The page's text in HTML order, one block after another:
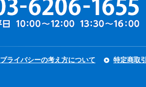
プライバシーの考え方について 特定商取